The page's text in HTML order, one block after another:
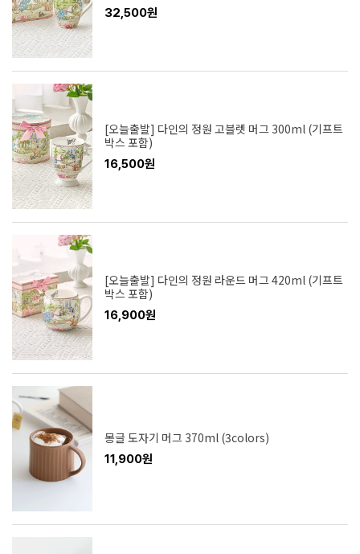
32,500원
[오늘출발] 다인의 정원 고블렛 머그 300ml (기프트
박스 포함)
16,500원
[오늘출발] 다인의 정원 라운드 머그 420ml (기프트
박스 포함)
16,900원
몽글 도자기 머그 370ml (3colors)
11,900원